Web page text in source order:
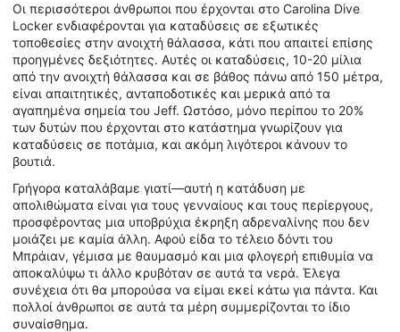
Οι περισσότεροι άνθρωποι που έρχονται στο Carolina Dive
Locker ενδιαφέρονται για καταδύσεις σε εξωτικές
τοποθεσίες στην ανοιχτή θάλασσα, κάτι που απαιτεί επίσης
προηγμένες δεξιότητες. Αυτές οι καταδύσεις, 10-20 μίλια
από την ανοιχτή θάλασσα και σε βάθος πάνω από 150 μέτρα,
είναι απαιτητικές, ανταποδοτικές και μερικά από τα
αγαπημένα σημεία του Jeff. Ωστόσο, μόνο περίπου το 20%
των δυτών που έρχονται στο κατάστημα γνωρίζουν για
καταδύσεις σε ποτάμια, και ακόμη λιγότεροι κάνουν το
βουτιά.
Γρήγορα καταλάβαμε γιατί—αυτή η κατάδυση με
απολιθώματα είναι για τους γενναίους και τους περίεργους,
προσφέροντας μια υποβρύχια έκρηξη αδρεναλίνης που δεν
μοιάζει με καμία άλλη. Αφού είδα το τέλειο δόντι του
Μπράιαν, γέμισα με θαυμασμό και μια φλογερή επιθυμία να
αποκαλύψω τι άλλο κρυβόταν σε αυτά τα νερά. Έλεγα
συνέχεια ότι θα μπορούσα να είμαι εκεί κάτω για πάντα. Και
πολλοί άνθρωποι σε αυτά τα μέρη συμμερίζονται το ίδιο
συναίσθημα.